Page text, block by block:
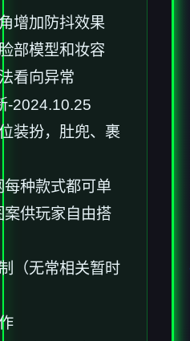
增加防抖效果
部模型和妆容
看向异常
-2024.10.25
装扮，肚兜、裹
种款式都可单
供玩家自由搭
（无常相关暂时